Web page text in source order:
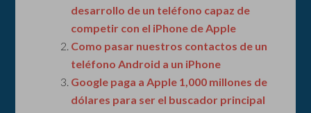
desarrollo de un teléfono capaz de
competir con el iPhone de Apple
Como pasar nuestros contactos de un
teléfono Android a un iPhone
Google paga a Apple 1,000 millones de
dólares para ser el buscador principal